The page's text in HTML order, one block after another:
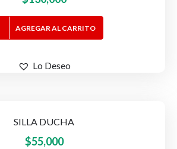
AGREGAR AL CARRITO
Lo Deseo
SILLA DUCHA
$55,000